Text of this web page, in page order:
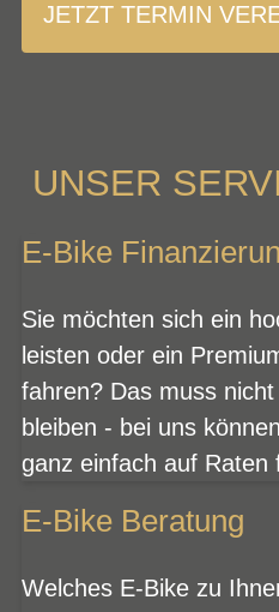
JETZT TERMIN
UNSER
E-Bike
Sie möchten sich ein
leisten oder ein
fahren? Das muss
bleiben - bei uns
ganz einfach auf Raten
E-Bike Beratung
Welches E-Bike zu